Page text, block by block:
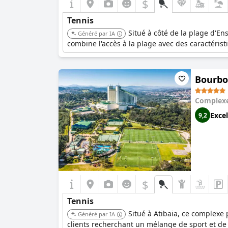
$
Tennis
Généré par IA
Situé à côté de la plage
combine l'accès à la plage avec des
9,2
$
Tennis
Généré par IA
Situé à Atibaia, ce
clients recherchant un mélange de sport et